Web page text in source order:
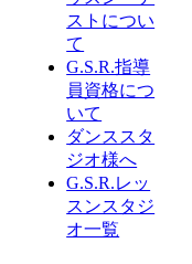
ストについ
て
G.S.R.指導
員資格につ
いて
ダンススタ
ジオ様へ
G.S.R.レッ
スンスタジ
オ一覧